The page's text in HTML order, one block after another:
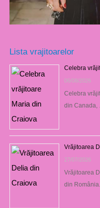
Lista vrajitoarelor
Celebra
06/08/2026
Celebra
din Canada,
Vrăjitoarea
27/07/2026
Vrăjitoarea
din